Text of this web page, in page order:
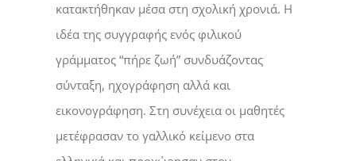
κατακτήθηκαν μέσα στη σχολική χρονιά. Η
ιδέα της συγγραφής ενός φιλικού
γράμματος “πήρε ζωή” συνδυάζοντας
σύνταξη, ηχογράφηση αλλά και
εικονογράφηση. Στη συνέχεια οι μαθητές
μετέφρασαν το γαλλικό κείμενο στα